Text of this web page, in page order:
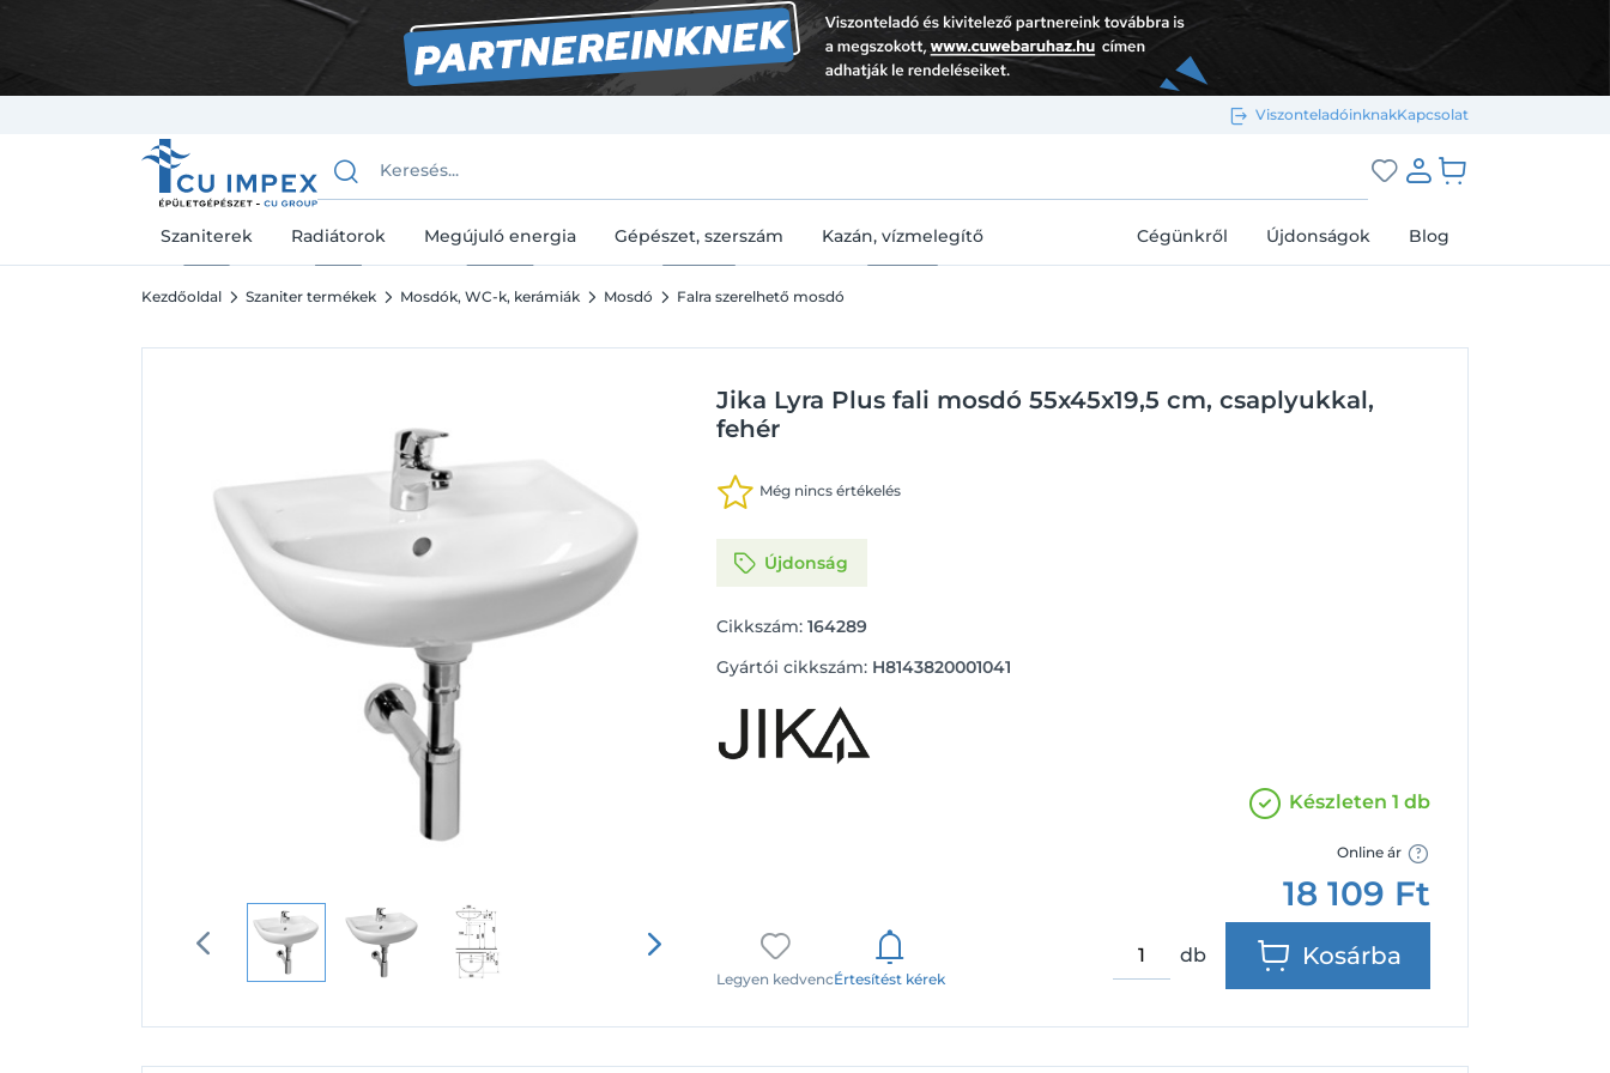
ViszonteladóinknakKapcsolat
Bejelentkezés e-mail-címmel
Szaniterek Radiátorok Megújuló energia Gépészet, szerszám Kazán, vízmelegítő Cégünkről Újdonságok Blog
Kezdőoldal Szaniter termékek Mosdók, WC-k, kerámiák Mosdó Falra szerelhető mosdó
Jika Lyra Plus fali mosdó 55x45x19,5 cm, csaplyukkal,
fehér
Még nincs értékelés
Újdonság
Cikkszám: 164289
Gyártói cikkszám: H8143820001041
Legyen kedvencÉrtesítést kérek
Készleten 1 db
Online ár
18 109 Ft
db Kosárba